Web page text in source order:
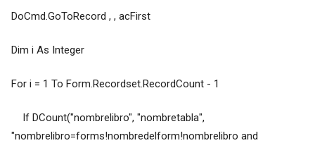
DoCmd.GoToRecord , , acFirst
Dim i As Integer
For i = 1 To Form.Recordset.RecordCount - 1
If DCount("nombrelibro", "nombretabla",
"nombrelibro=forms!nombredelform!nombrelibro and